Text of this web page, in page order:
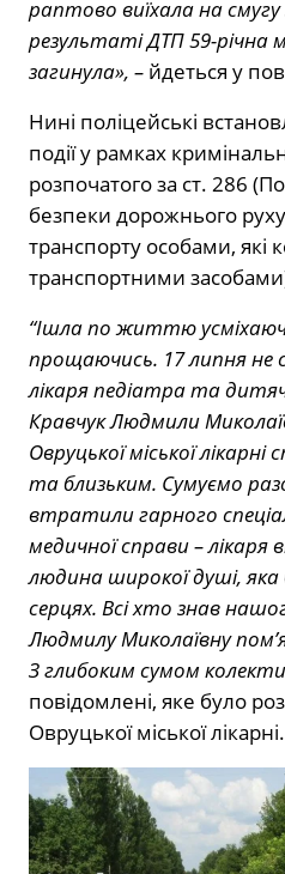
раптово виїхала на смугу
результаті ДТП 59-річна
загинула», – йдеться у
Нині поліцейські
події у рамках
розпочатого за ст. 286
безпеки дорожнього руху
транспорту особами, які
транспортними
“Ішла по життю
прощаючись. 17 липня не
лікаря педіатра та
Кравчук Людмили
Овруцької міської
та близьким. Сумуємо
втратили гарного
медичної справи – лікаря
людина широкої душі,
серцях. Всі хто знав
Людмилу Миколаївну
З глибоким сумом
повідомлені, яке було
Овруцької міської лікарні.